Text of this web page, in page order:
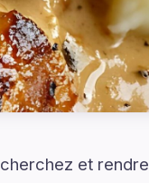
et rendre